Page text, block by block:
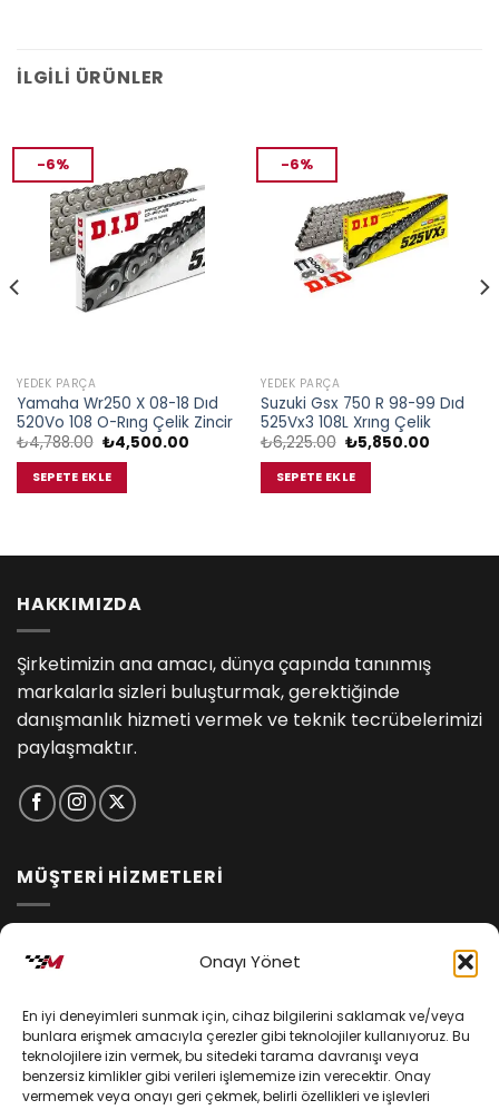
Onayı Yönet
En iyi deneyimleri sunmak için, cihaz bilgilerini saklamak ve/veya
bunlara erişmek amacıyla çerezler gibi teknolojiler kullanıyoruz. Bu
teknolojilere izin vermek, bu sitedeki tarama davranışı veya
benzersiz kimlikler gibi verileri işlememize izin verecektir. Onay
vermemek veya onayı geri çekmek, belirli özellikleri ve işlevleri
İLGILI ÜRÜNLER
-6%
YEDEK PARÇA
Yamaha Wr250 X 08-18 Dıd
520Vo 108 O-Rıng Çelik Zincir
₺4,788.00 Orijinal
fiyat:
₺4,788.00.
₺4,500.00Şu
SEPETE EKLE
-6%
YEDEK PARÇA
Suzuki Gsx 750 R 98-99 Dıd
525Vx3 108L Xrıng Çelik
₺6,225.00 Orijinal
fiyat:
₺6,225.00.
₺5,850.00Şu
SEPETE EKLE
HAKKIMIZDA
Şirketimizin ana amacı, dünya çapında tanınmış
markalarla sizleri buluşturmak, gerektiğinde
danışmanlık hizmeti vermek ve teknik tecrübelerimizi
paylaşmaktır.
MÜŞTERİ HİZMETLERİ
Kişisel Verilerin Korunması
Mesafeli Satış Sözleşmesi